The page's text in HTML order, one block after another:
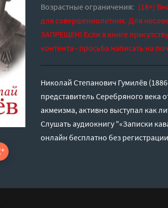
Возрастные ограничения: (18+)
для совершеннолетних. Для
ЗАПРЕЩЕН! Если в книге
контента - просьба написать на
Николай Степанович Гумилёв
представитель Серебряного века
акмеизма, активно выступал как
Слушать аудиокнигу "«Записки
онлайн бесплатно без